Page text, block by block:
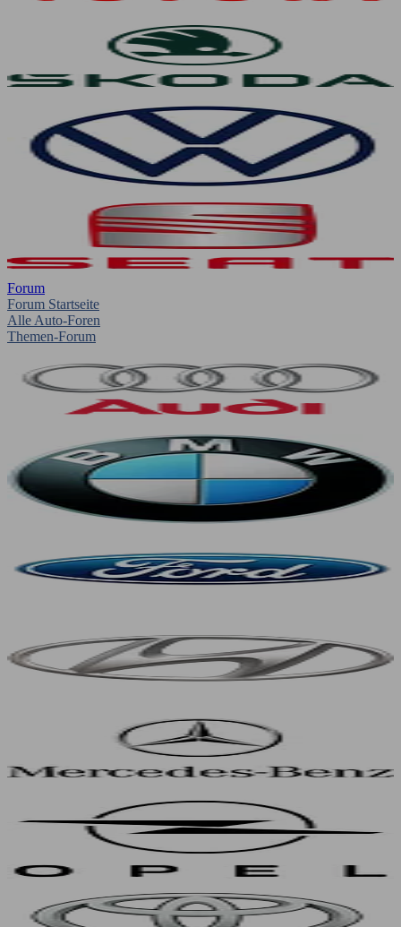
Forum
Forum Startseite
Alle Auto-Foren
Themen-Forum